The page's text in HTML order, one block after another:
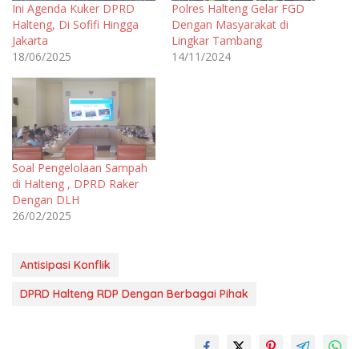
Ini Agenda Kuker DPRD
Halteng, Di Sofifi Hingga
Jakarta
18/06/2025
Polres Halteng Gelar FGD
Dengan Masyarakat di
Lingkar Tambang
14/11/2024
Soal Pengelolaan Sampah
di Halteng , DPRD Raker
Dengan DLH
26/02/2025
Antisipasi Konflik
DPRD Halteng RDP Dengan Berbagai Pihak